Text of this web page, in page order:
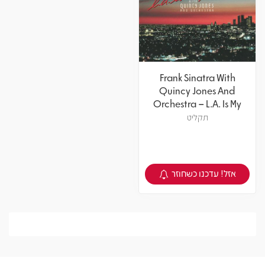
Frank Sinatra With
Quincy Jones And
Orchestra – L.A. Is My
Lady
תקליט
צפיה במוצר
אזל! עדכנו כשחוזר